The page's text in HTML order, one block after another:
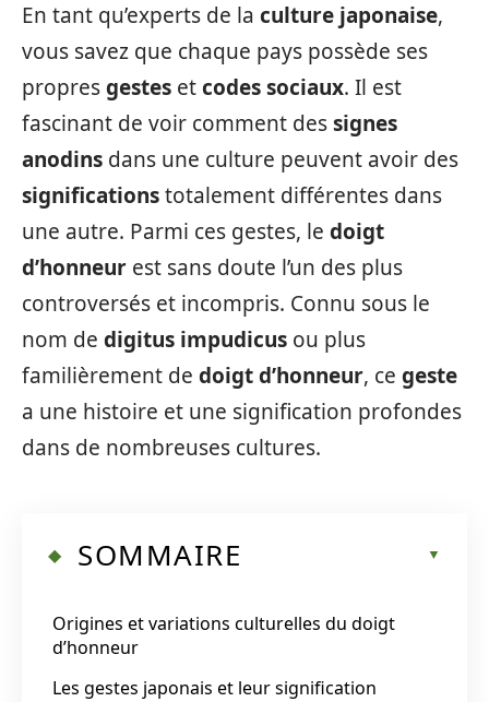
En tant qu’experts de la culture japonaise,
vous savez que chaque pays possède ses
propresgestes etcodes sociaux. Il est
fascinant de voir comment dessignes
anodins dans une culture peuvent avoir des
significationstotalement différentes dans
une autre. Parmi ces gestes, le doigt
d’honneur est sans doute l’un des plus
controversés et incompris. Connu sous le
nom de digitus impudicus ou plus
familièrement de doigt d’honneur, ce geste
a une histoire et une signification profondes
dans de nombreuses cultures.
SOMMAIRE
Origines et variations culturelles du doigt
d’honneur
Les gestes japonais et leur signification